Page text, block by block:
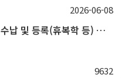
2026학년도 제2학기 등록금 수납 및 등록(휴복학 등) 일정 안내
9632
2026-06-08